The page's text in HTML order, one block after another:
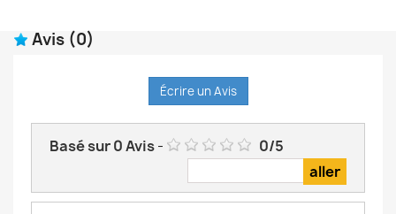
Avis (0)
Écrire un Avis
Basé sur0Avis- 0/5